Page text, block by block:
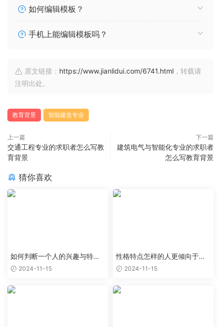
如何编辑模板？
手机上能编辑模板吗？
原文链接： https://www.jianlidui.com/6741.html ，转载请
注明出处。
教育背景 智能建造专业
上一篇
交通工程专业的求职者怎么写教
育背景
下一篇
建筑电气与智能化专业的求职者
怎么写教育背景
猜你喜欢
如何判断一个人的兴趣与特定
职业能够完美结合
2024-11-15
性格特点怎样的人更倾向于特
定类型的工作岗位
2024-11-15